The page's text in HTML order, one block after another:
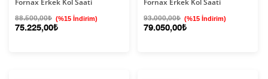
Fornax Erkek Kol Saati
88.500,00₺ (%15 İndirim)
75.225,00₺
Fornax Erkek Kol Saati
93.000,00₺ (%15 İndirim)
79.050,00₺